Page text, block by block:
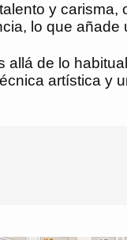
y
lo que
de lo
artística y